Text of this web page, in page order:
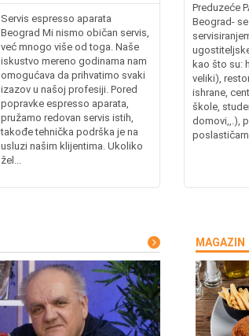
Servis espresso aparata
Beograd Mi nismo običan servis,
već mnogo više od toga. Naše
iskustvo mereno godinama nam
omogućava da prihvatimo svaki
izazov u našoj profesiji. Pored
popravke espresso aparata,
pružamo redovan servis istih,
takođe tehnička podrška je na
usluzi našim klijentima. Ukoliko
žel...
Preduzeće
Beograd-
kao što su:
veliki),
ishrane,
škole,
domovi,,.),
MAGAZIN